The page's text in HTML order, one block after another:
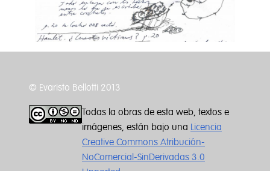
© Evaristo Bellotti 2013
Todas la obras de esta web, textos e
imágenes, están bajo una Licencia
Creative Commons Atribución-
NoComercial-SinDerivadas 3.0